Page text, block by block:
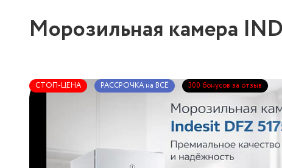
Морозильная камера
СТОП-ЦЕНА РАССРОЧКА на ВСЁ 300 бонусов за отзыв